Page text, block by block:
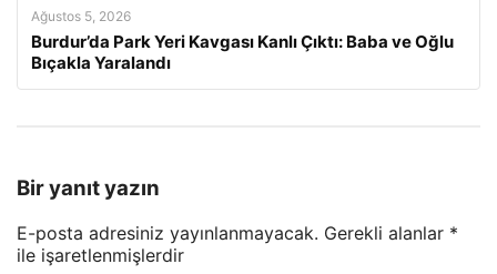
Ağustos 5, 2026
Burdur’da Park Yeri Kavgası Kanlı Çıktı: Baba ve Oğlu
Bıçakla Yaralandı
Bir yanıt yazın
E-posta adresiniz yayınlanmayacak. Gerekli alanlar *
ile işaretlenmişlerdir